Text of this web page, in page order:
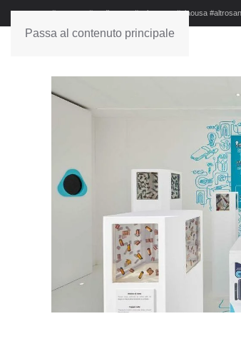
Passa al contenuto principale
#sanremo #studionews #askanews #ciaousa